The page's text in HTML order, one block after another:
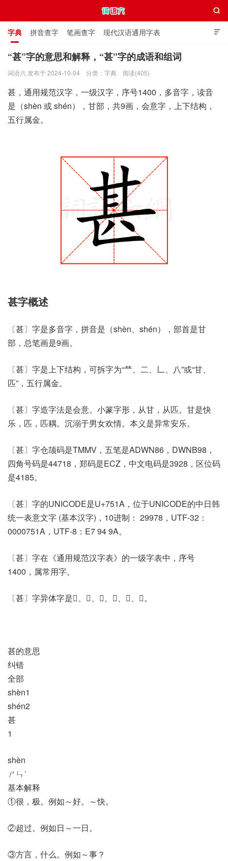

字典 拼音查字 笔画查字 现代汉语通用字表
通用规范汉字表 叠字大全 独体字大全 极简英语词典

“甚”字的意思和解释，“甚”字的成语和组词
词语六 发布于 2024-10-04 分类： 字典 阅读(405)
甚，通用规范汉字，一级汉字，序号1400，多音字，读音
是（shèn 或 shén），甘部，共9画，会意字，上下结构，
五行属金。
甚字概述
〔甚〕字是多音字，拼音是（shèn、shén），部首是甘
部，总笔画是9画。
〔甚〕字是上下结构，可拆字为“龷、二、𠃊、八”或“甘、
匹”，五行属金。
〔甚〕字造字法是会意。小篆字形，从甘，从匹。甘是快
乐，匹，匹耦。沉溺于男女欢情。本义是异常安乐。
〔甚〕字仓颉码是TMMV，五笔是ADWN86，DWNB98，
四角号码是44718，郑码是ECZ，中文电码是3928，区位码
是4185。
〔甚〕字的UNICODE是U+751A，位于UNICODE的中日韩
统一表意文字 (基本汉字)，10进制： 29978，UTF-32：
0000751A，UTF-8：E7 94 9A。
〔甚〕字在《通用规范汉字表》的一级字表中，序号
1400，属常用字。
〔甚〕字异体字是𠥄、𠯕、𢍩、𤯅、𥱅、𫞪。
甚的意思
纠错
全部
shèn1
shén2
甚
1
shèn
ㄕㄣˋ
基本解释
①很，极。例如～好。～快。
②超过。例如日～一日。
③方言，什么。例如～事？